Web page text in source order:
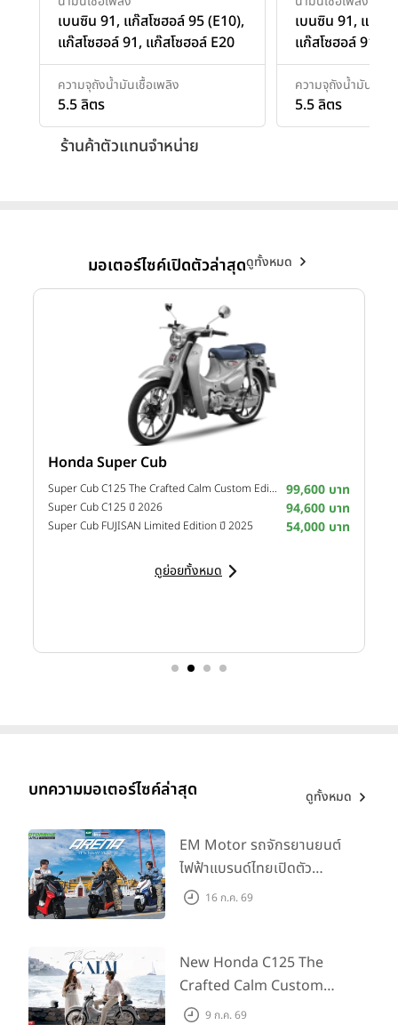
เบนซิน 91, แก๊สโซฮอล์ 95 (E10),
แก๊สโซฮอล์ 91, แก๊สโซฮอล์ E20
ความจุถังน้ำมันเชื้อเพลิง
5.5 ลิตร
เบนซิน 91, แก๊สโ
แก๊สโซฮอล์ 91, แ
ความจุถังน้ำมันเชื้อ
5.5 ลิตร
ร้านค้าตัวแทนจำหน่าย
มอเตอร์ไซค์เปิดตัวล่าสุดดูทั้งหมด
Honda Super Cub
Super Cub C125 The Crafted Calm Custom Edition ปี 2026 99,600 บาท
Super Cub C125 ปี 2026 94,600 บาท
Super Cub FUJISAN Limited Edition ปี 2025 54,000 บาท
ดูย่อยทั้งหมด
บทความมอเตอร์ไซค์ล่าสุด ดูทั้งหมด
EM Motor รถจักรยานยนต์
ไฟฟ้าแบรนด์ไทยเปิดตัว
ARENA ที่มาในราคาพิเศษ
555 คันแรกรับฟรี Adapter
Type2 ฟรี
16 ก.ค. 69
New Honda C125 The
Crafted Calm Custom
Edition ถ่ายทอดความคลาสสิ
9 ก.ค. 69